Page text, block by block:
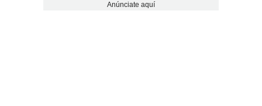
Anúnciate aquí